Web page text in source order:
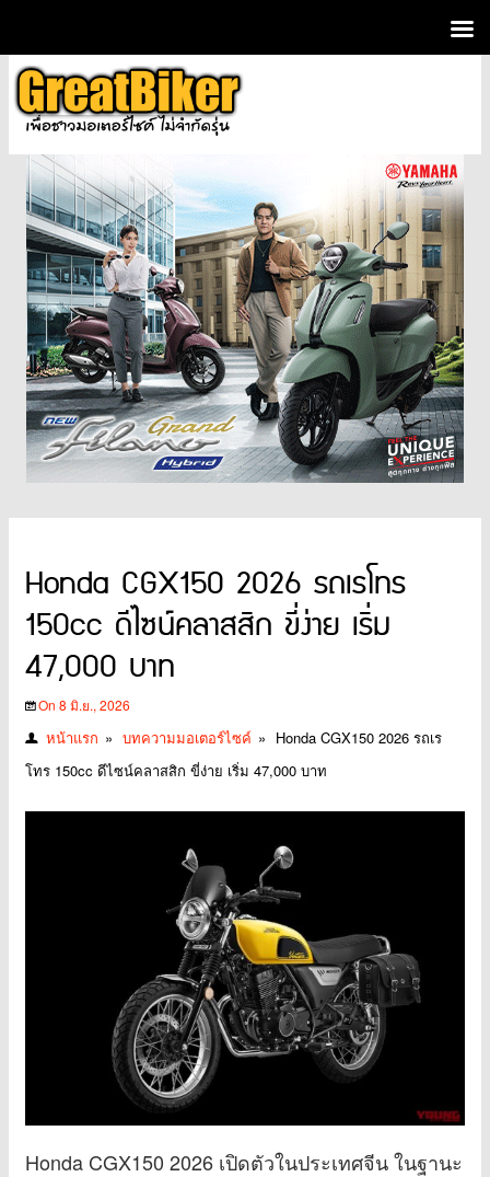
Honda CGX150 2026 รถเรโทร
150cc ดีไซน์คลาสสิก ขี่ง่าย เริ่ม
47,000 บาท
On 8 มิ.ย., 2026
หน้าแรก » บทความมอเตอร์ไซค์ » Honda CGX150 2026 รถเร
โทร 150cc ดีไซน์คลาสสิก ขี่ง่าย เริ่ม 47,000 บาท
Honda CGX150 2026 เปิดตัวในประเทศจีน ในฐานะ